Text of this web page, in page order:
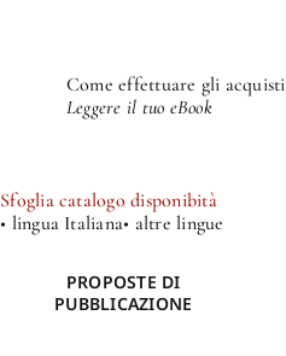
Come effettuare gli acquisti
Leggere il tuo eBook
Sfoglia catalogo disponibità
• lingua Italiana• altre lingue
PROPOSTE DI
PUBBLICAZIONE